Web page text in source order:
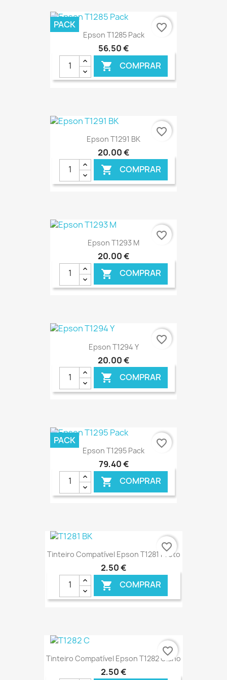
Epson T1285 Pack
56,50 €
 COMPRAR
€ ONLINE
PACK favorite_border
Epson T1291 BK
20,00 €
 COMPRAR
€ ONLINE
favorite_border
Epson T1293 M
20,00 €
 COMPRAR
€ ONLINE
favorite_border
Epson T1294 Y
20,00 €
 COMPRAR
€ ONLINE
favorite_border
Epson T1295 Pack
79,40 €
 COMPRAR
€ ONLINE
PACK favorite_border
Tinteiro Compatível Epson T1281 Preto
2,50 €
 COMPRAR
€ ONLINE
favorite_border
Tinteiro Compatível Epson T1282 Ciano
2,50 €
favorite_border